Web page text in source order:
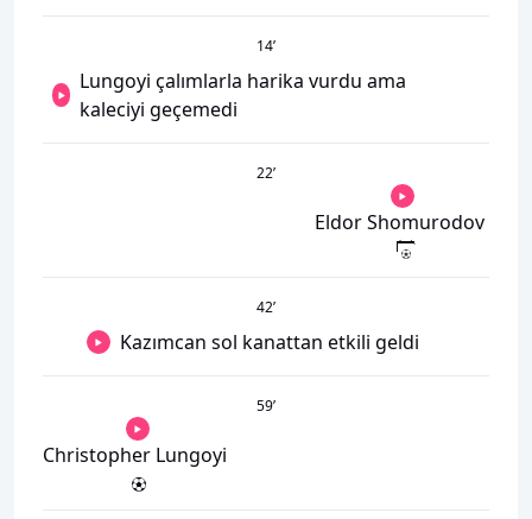
14’
Lungoyi çalımlarla harika vurdu ama
kaleciyi geçemedi
22’
Eldor Shomurodov
42’
Kazımcan sol kanattan etkili geldi
59’
Christopher Lungoyi